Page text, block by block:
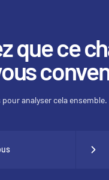
que ce
analyser cela ensemble.